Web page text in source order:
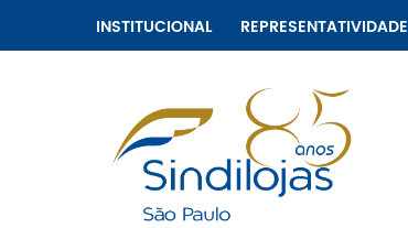
INSTITUCIONAL REPRESENTATIVIDADE